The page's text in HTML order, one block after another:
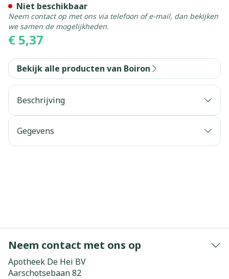
€ 5,37
Niet beschikbaar
Neem contact op met ons via telefoon of e-mail, dan bekijken
we samen de mogelijkheden.
Bekijk alle producten van Boiron
Beschrijving
Gegevens
Neem contact met ons op
Apotheek De Hei BV
Aarschotsebaan 82